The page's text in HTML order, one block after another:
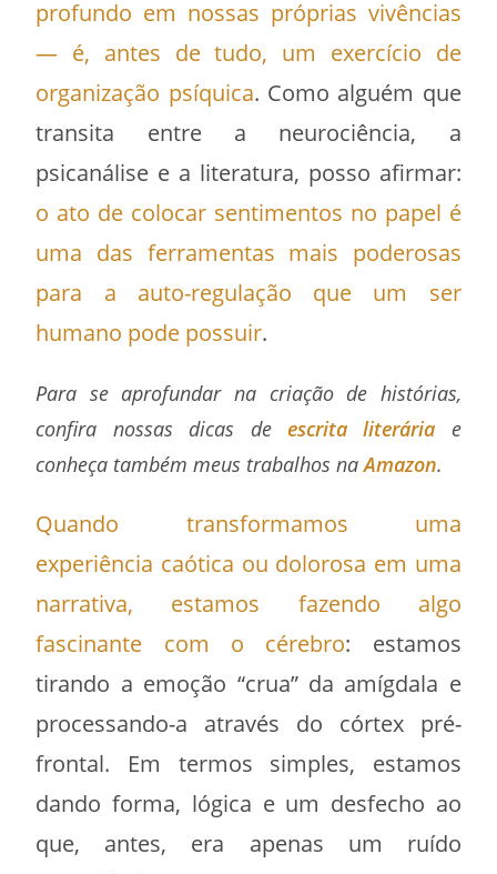
profundo em nossas próprias vivências
— é, antes de tudo, um exercício de
organização psíquica. Como alguém que
transita entre a neurociência, a
psicanálise e a literatura, posso afirmar:
o ato de colocar sentimentos no papel é
uma das ferramentas mais poderosas
para a auto-regulação que um ser
humano pode possuir.
Para se aprofundar na criação de histórias,
confira nossas dicas de escrita literária e
conheça também meus trabalhos naAmazon.
Quando transformamos uma
experiência caótica ou dolorosa em uma
narrativa, estamos fazendo algo
fascinante com o cérebro: estamos
tirando a emoção “crua” da amígdala e
processando-a através do córtex pré-
frontal. Em termos simples, estamos
dando forma, lógica e um desfecho ao
que, antes, era apenas um ruído